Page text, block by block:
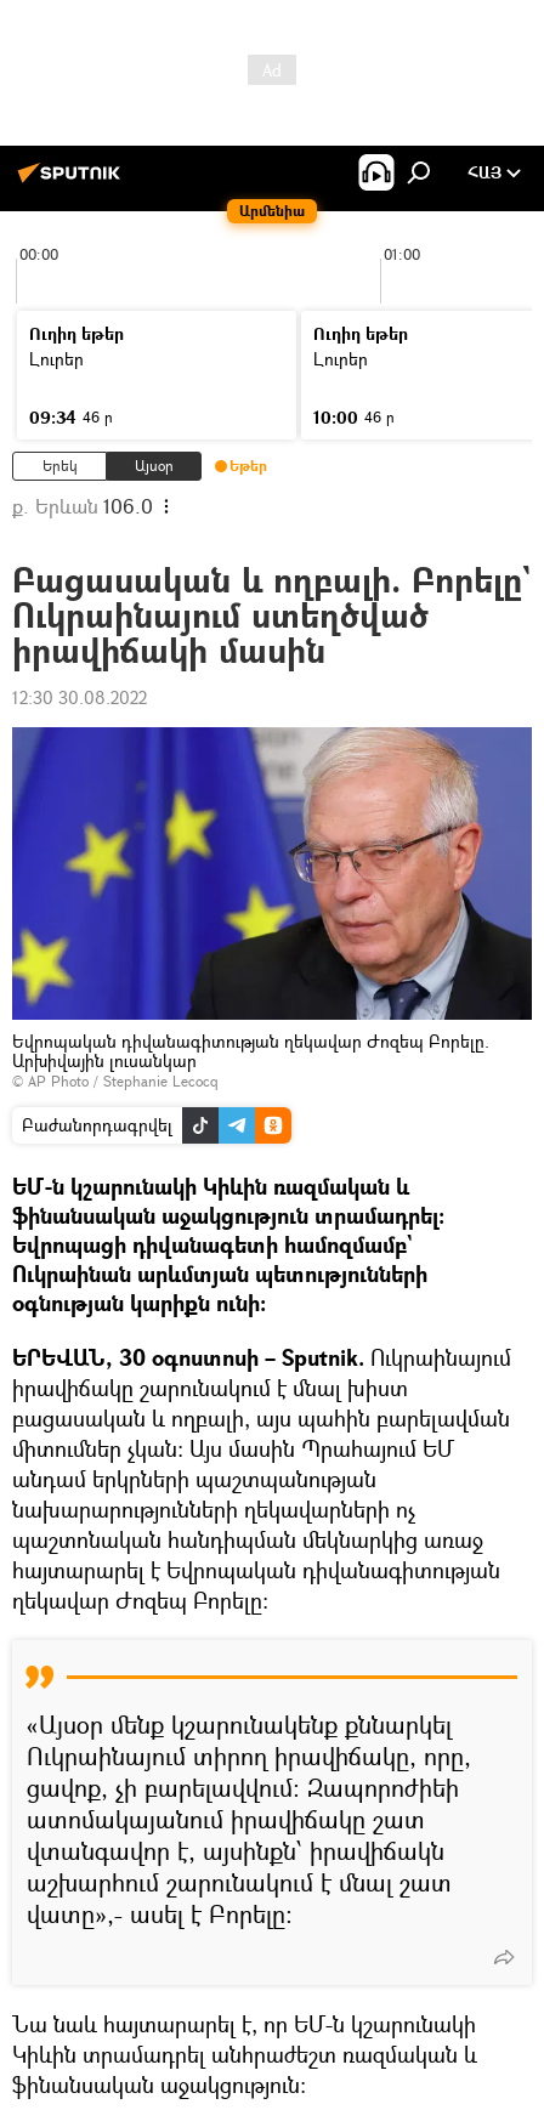
Արմենիա
ՀԱՅ
00:00 01:00
Ուղիղ եթեր
Լուրեր
09:34 46 ր
Ուղիղ եթեր
Լուրեր
10:00 46 ր
Երեկ Այսօր Եթեր
ք. Երևան 106.0
Բացասական և ողբալի. Բորելը`
Ուկրաինայում ստեղծված
իրավիճակի մասին
12:30 30.08.2022
Եվրոպական դիվանագիտության ղեկավար Ժոզեպ Բորելը.
Արխիվային լուսանկար
© AP Photo / Stephanie Lecocq
Բաժանորդագրվել
ԵՄ-ն կշարունակի Կիևին ռազմական և
ֆինանսական աջակցություն տրամադրել։
Եվրոպացի դիվանագետի համոզմամբ`
Ուկրաինան արևմտյան պետությունների
օգնության կարիքն ունի։
ԵՐԵՎԱՆ, 30 օգոստոսի – Sputnik. Ուկրաինայում
իրավիճակը շարունակում է մնալ խիստ
բացասական և ողբալի, այս պահին բարելավման
միտումներ չկան։ Այս մասին Պրահայում ԵՄ
անդամ երկրների պաշտպանության
նախարարությունների ղեկավարների ոչ
պաշտոնական հանդիպման մեկնարկից առաջ
հայտարարել է Եվրոպական դիվանագիտության
ղեկավար Ժոզեպ Բորելը։
«Այսօր մենք կշարունակենք քննարկել
Ուկրաինայում տիրող իրավիճակը, որը,
ցավոք, չի բարելավվում: Զապորոժիեի
ատոմակայանում իրավիճակը շատ
վտանգավոր է, այսինքն՝ իրավիճակն
աշխարհում շարունակում է մնալ շատ
վատը»,- ասել է Բորելը:
Նա նաև հայտարարել է, որ ԵՄ-ն կշարունակի
Կիևին տրամադրել անհրաժեշտ ռազմական և
ֆինանսական աջակցություն։